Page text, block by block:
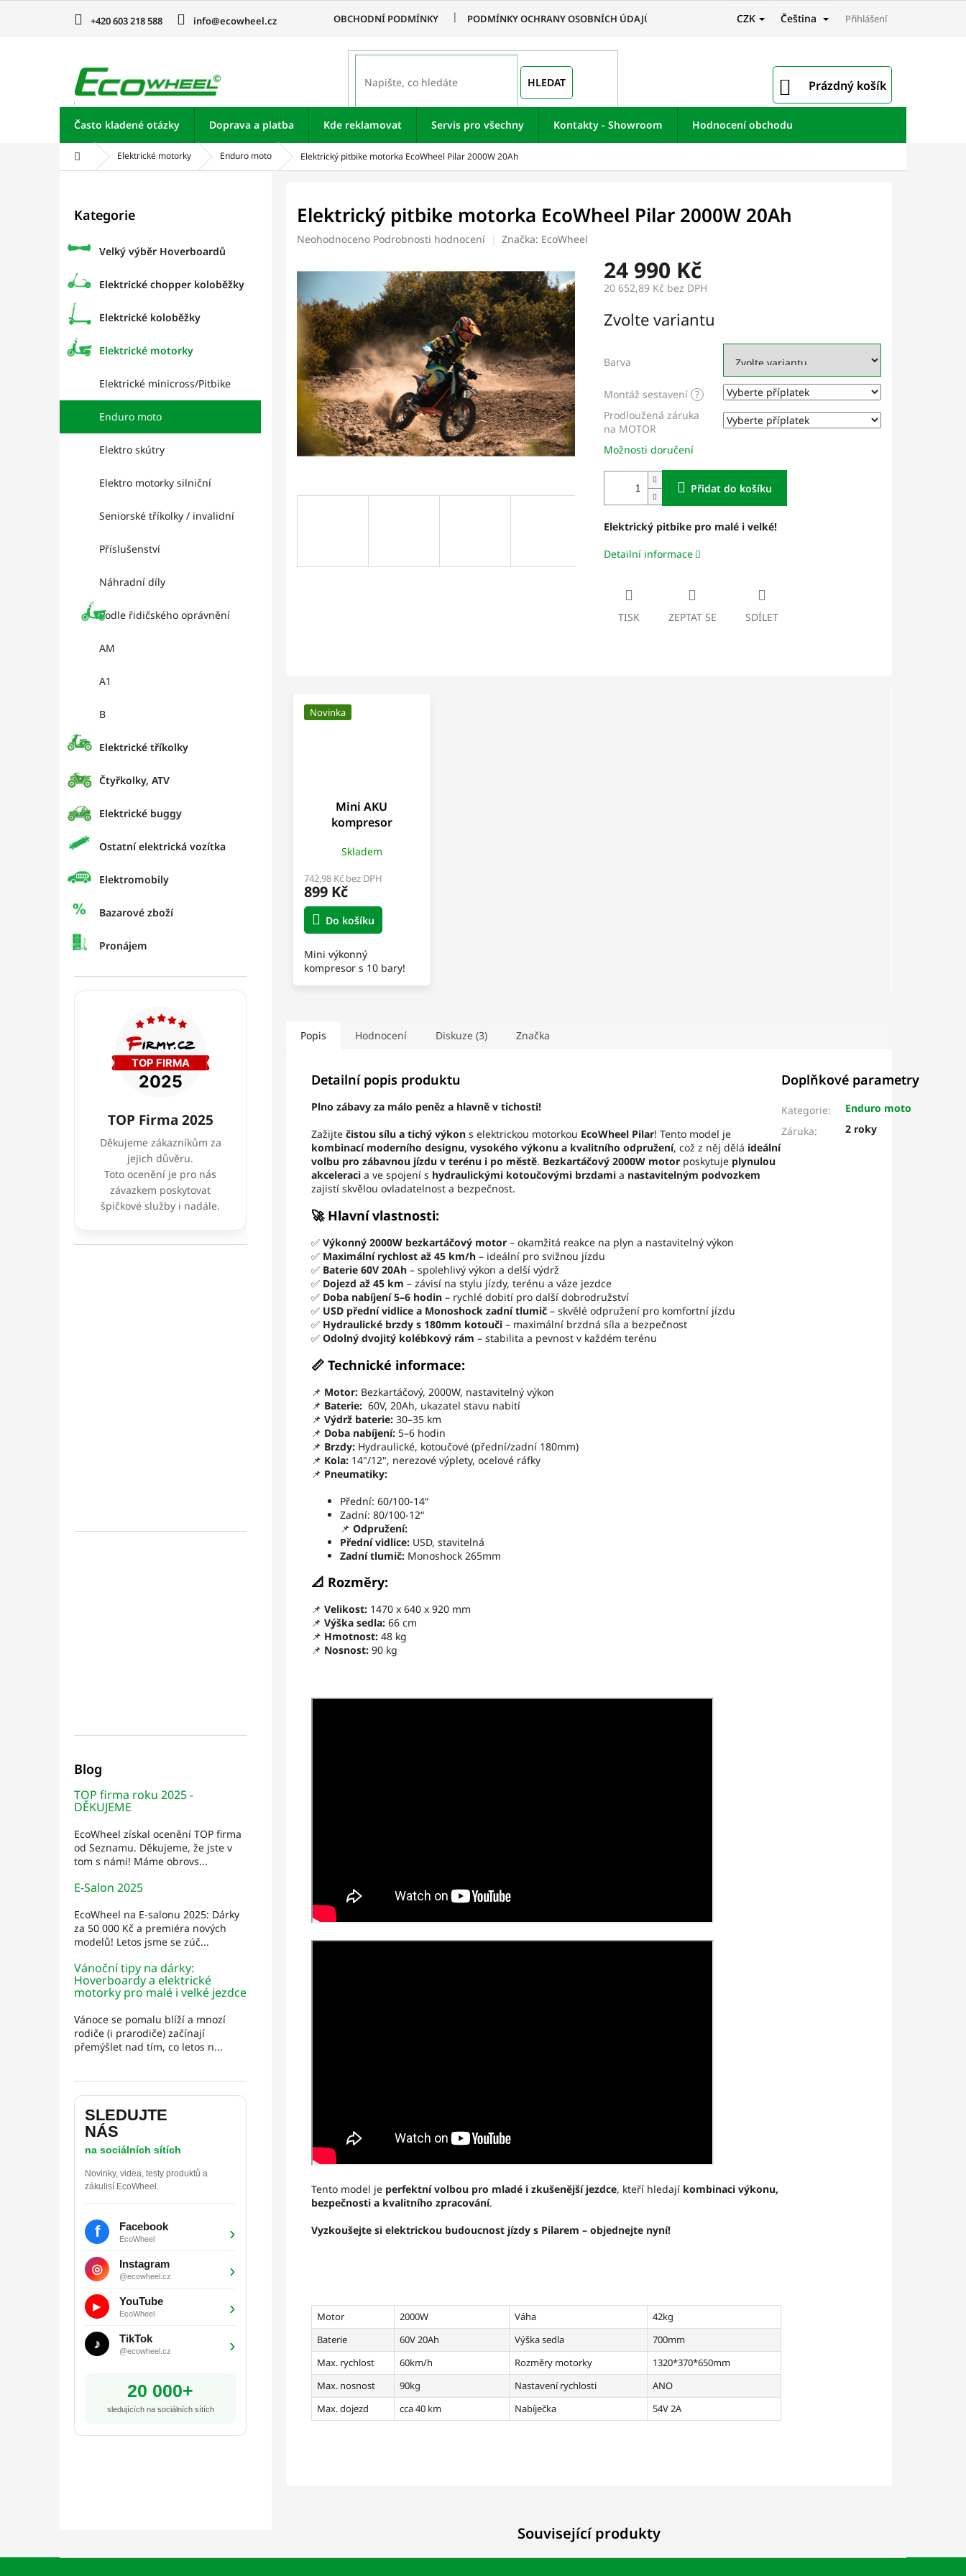
+420 603 218 588 info@ecowheel.cz OBCHODNÍ PODMÍNKY PODMÍNKY OCHRANY OSOBNÍCH ÚDAJŮ CZK Čeština Přihlášení
HLEDAT
NÁKUPNÍ
KOŠÍK
Prázdný košík
Často kladené otázky Doprava a platba Kde reklamovat Servis pro všechny Kontakty - Showroom Hodnocení obchodu
Domů Elektrické motorky Enduro moto Elektrický pitbike motorka EcoWheel Pilar 2000W 20Ah
kategorie
Kategorie
Velký výběr Hoverboardů
Elektrické chopper koloběžky
Elektrické koloběžky
Elektrické motorky
Elektrické minicross/Pitbike
Enduro moto
Elektro skútry
Elektro motorky silniční
Seniorské tříkolky / invalidní
Příslušenství
Náhradní díly
Podle řidičského oprávnění
AM
A1
B
Elektrické tříkolky
Čtyřkolky, ATV
Elektrické buggy
Ostatní elektrická vozítka
Elektromobily
Bazarové zboží
Pronájem
TOP Firma 2025
Děkujeme zákazníkům za
jejich důvěru.
Toto ocenění je pro nás
závazkem poskytovat
špičkové služby i nadále.
Blog
TOP firma roku 2025 -
DĚKUJEME
EcoWheel získal ocenění TOP firma
od Seznamu. Děkujeme, že jste v
tom s námi! Máme obrovs...
E-Salon 2025
EcoWheel na E-salonu 2025: Dárky
za 50 000 Kč a premiéra nových
modelů! Letos jsme se zúč...
Vánoční tipy na dárky:
Hoverboardy a elektrické
motorky pro malé i velké jezdce
Vánoce se pomalu blíží a mnozí
rodiče (i prarodiče) začínají
přemýšlet nad tím, co letos n...
SLEDUJTE
NÁS
na sociálních sítích
Novinky, videa, testy produktů a
zákulisí EcoWheel.
f Facebook
EcoWheel ›
◎ Instagram
@ecowheel.cz ›
▶ YouTube
EcoWheel ›
♪ TikTok
@ecowheel.cz ›
20 000+
sledujících na sociálních sítích
Elektrický pitbike motorka EcoWheel Pilar 2000W 20Ah
Průměrné
0,0
z
hvězdiček.
Neohodnoceno Podrobnosti hodnocení Značka: EcoWheel
24 990 Kč
20 652,89 Kč bez DPH
cena:
Zvolte variantu
Barva
Montáž sestavení ?
Prodloužená záruka
na MOTOR
Možnosti doručení
Přidat do košíku
Elektrický pitbike pro malé i velké!
Detailní informace
TISK ZEPTAT SE SDÍLET
Související produkty
Novinka
Mini AKU
kompresor
Skladem
742,98 Kč bez DPH
899 Kč
Do košíku
Mini výkonný
kompresor s 10 bary!
Popis Hodnocení Diskuze (3) Značka
Detailní popis produktu
Plno zábavy za málo peněz a hlavně v tichosti!
Zažijte čistou sílu a tichý výkon s elektrickou motorkou EcoWheel Pilar! Tento model je
kombinací moderního designu, vysokého výkonu a kvalitního odpružení, což z něj dělá ideální
volbu pro zábavnou jízdu v terénu i po městě. Bezkartáčový 2000W motor poskytuje plynulou
akceleraci a ve spojení s hydraulickými kotoučovými brzdami a nastavitelným podvozkem
zajistí skvělou ovladatelnost a bezpečnost.
🚀 Hlavní vlastnosti:
✅ Výkonný 2000W bezkartáčový motor – okamžitá reakce na plyn a nastavitelný výkon
✅ Maximální rychlost až 45 km/h – ideální pro svižnou jízdu
✅ Baterie 60V 20Ah – spolehlivý výkon a delší výdrž
✅ Dojezd až 45 km – závisí na stylu jízdy, terénu a váze jezdce
✅ Doba nabíjení 5–6 hodin – rychlé dobití pro další dobrodružství
✅ USD přední vidlice a Monoshock zadní tlumič – skvělé odpružení pro komfortní jízdu
✅ Hydraulické brzdy s 180mm kotouči – maximální brzdná síla a bezpečnost
✅ Odolný dvojitý kolébkový rám – stabilita a pevnost v každém terénu
📏 Technické informace:
📌 Motor: Bezkartáčový, 2000W, nastavitelný výkon
📌 Baterie: 60V, 20Ah, ukazatel stavu nabití
📌 Výdrž baterie: 30–35 km
📌 Doba nabíjení: 5–6 hodin
📌 Brzdy: Hydraulické, kotoučové (přední/zadní 180mm)
📌 Kola: 14"/12", nerezové výplety, ocelové ráfky
📌 Pneumatiky:
Přední: 60/100-14“
Zadní: 80/100-12“
📌 Odpružení:
Přední vidlice: USD, stavitelná
Zadní tlumič: Monoshock 265mm
📐 Rozměry:
📌 Velikost: 1470 x 640 x 920 mm
📌 Výška sedla: 66 cm
📌 Hmotnost: 48 kg
📌 Nosnost: 90 kg
Tento model je perfektní volbou pro mladé i zkušenější jezdce, kteří hledají kombinaci výkonu,
bezpečnosti a kvalitního zpracování.
Vyzkoušejte si elektrickou budoucnost jízdy s Pilarem – objednejte nyní!
Motor 2000W Váha
42kg
Baterie
60V 20Ah Výška sedla
700mm
Max. rychlost
60km/h Rozměry motorky
1320*370*650mm
Max. nosnost
90kg Nastavení rychlosti
ANO
Max. dojezd
cca 40 km Nabíječka 54V 2A
Doplňkové parametry
Kategorie:
Enduro moto
Záruka: 2 roky
Z